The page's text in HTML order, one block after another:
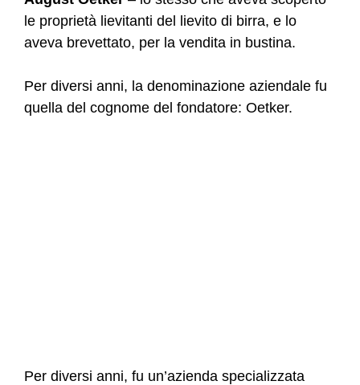
le proprietà lievitanti del lievito di birra, e lo
aveva brevettato, per la vendita in bustina.
Per diversi anni, la denominazione aziendale fu
quella del cognome del fondatore: Oetker.
Per diversi anni, fu un’azienda specializzata